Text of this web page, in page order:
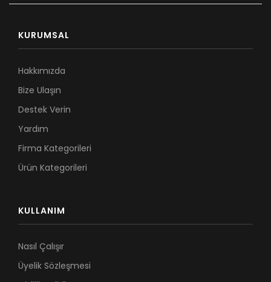
KURUMSAL
Hakkımızda
Bize Ulaşın
Destek Verin
Yardım
Firma Kategorileri
Ürün Kategorileri
KULLANIM
Nasıl Çalışır
Üyelik Sözleşmesi